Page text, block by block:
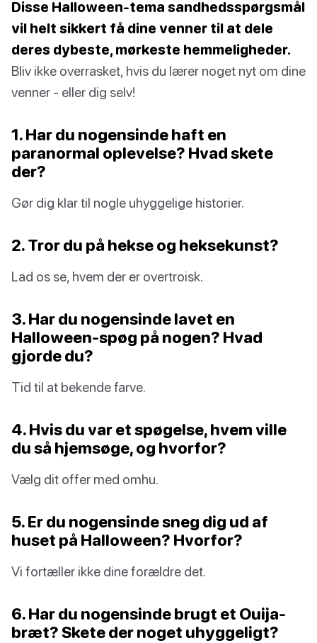
Disse Halloween-tema sandhedsspørgsmål
vil helt sikkert få dine venner til at dele
deres dybeste, mørkeste hemmeligheder.
Bliv ikke overrasket, hvis du lærer noget nyt om dine
venner - eller dig selv!
1. Har du nogensinde haft en
paranormal oplevelse? Hvad skete
der?
Gør dig klar til nogle uhyggelige historier.
2. Tror du på hekse og heksekunst?
Lad os se, hvem der er overtroisk.
3. Har du nogensinde lavet en
Halloween-spøg på nogen? Hvad
gjorde du?
Tid til at bekende farve.
4. Hvis du var et spøgelse, hvem ville
du så hjemsøge, og hvorfor?
Vælg dit offer med omhu.
5. Er du nogensinde sneg dig ud af
huset på Halloween? Hvorfor?
Vi fortæller ikke dine forældre det.
6. Har du nogensinde brugt et Ouija-
bræt? Skete der noget uhyggeligt?